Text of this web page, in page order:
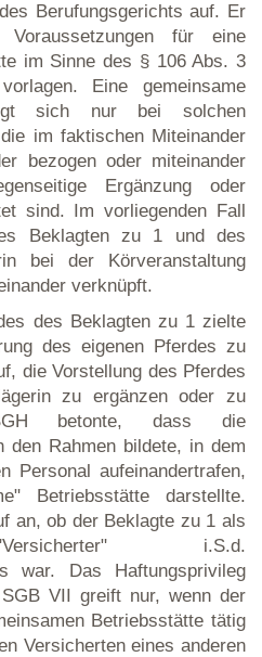
Berufungsgerichts auf. Er
für eine
im Sinne des § 106 Abs. 3
Eine gemeinsame
sich nur bei solchen
im faktischen Miteinander
bezogen oder miteinander
Ergänzung oder
sind. Im vorliegenden Fall
Beklagten zu 1 und des
bei der Körveranstaltung
verknüpft.
des Beklagten zu 1 zielte
des eigenen Pferdes zu
die Vorstellung des Pferdes
zu ergänzen oder zu
betonte, dass die
den Rahmen bildete, in dem
Personal aufeinandertrafen,
Betriebsstätte darstellte.
an, ob der Beklagte zu 1 als
i.S.d.
war. Das Haftungsprivileg
VII greift nur, wenn der
Betriebsstätte tätig
Versicherten eines anderen